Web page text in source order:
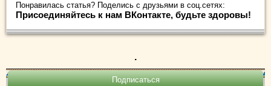
Понравилась статья? Поделись с друзьями в соц.сетях:
Присоединяйтесь к нам ВКонтакте, будьте здоровы!
.